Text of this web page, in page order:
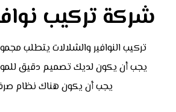
شركة تركيب
تركيب النوافير والشلالات يتطلب
يجب أن يكون لديك تصميم دقيق
يجب أن يكون هناك نظام